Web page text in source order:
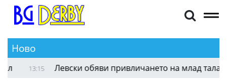
Ново
13:33 Септември (Тервел) удари здраво Доростол